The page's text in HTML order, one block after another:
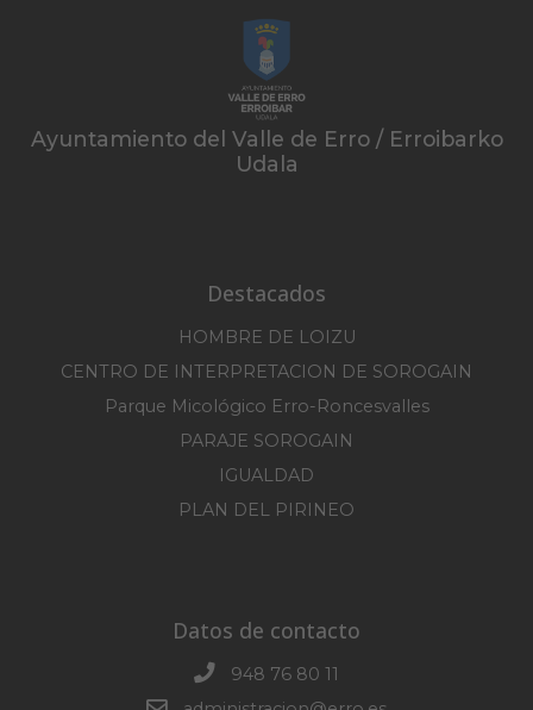
Ayuntamiento del Valle de Erro / Erroibarko
Udala
Destacados
HOMBRE DE LOIZU
CENTRO DE INTERPRETACION DE SOROGAIN
Parque Micológico Erro-Roncesvalles
PARAJE SOROGAIN
IGUALDAD
PLAN DEL PIRINEO
Datos de contacto
948 76 80 11